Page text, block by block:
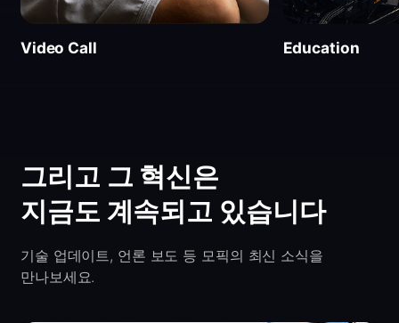
Video Call Education
그리고 그 혁신은
지금도 계속되고 있습니다
기술 업데이트, 언론 보도 등 모픽의 최신 소식을
만나보세요.